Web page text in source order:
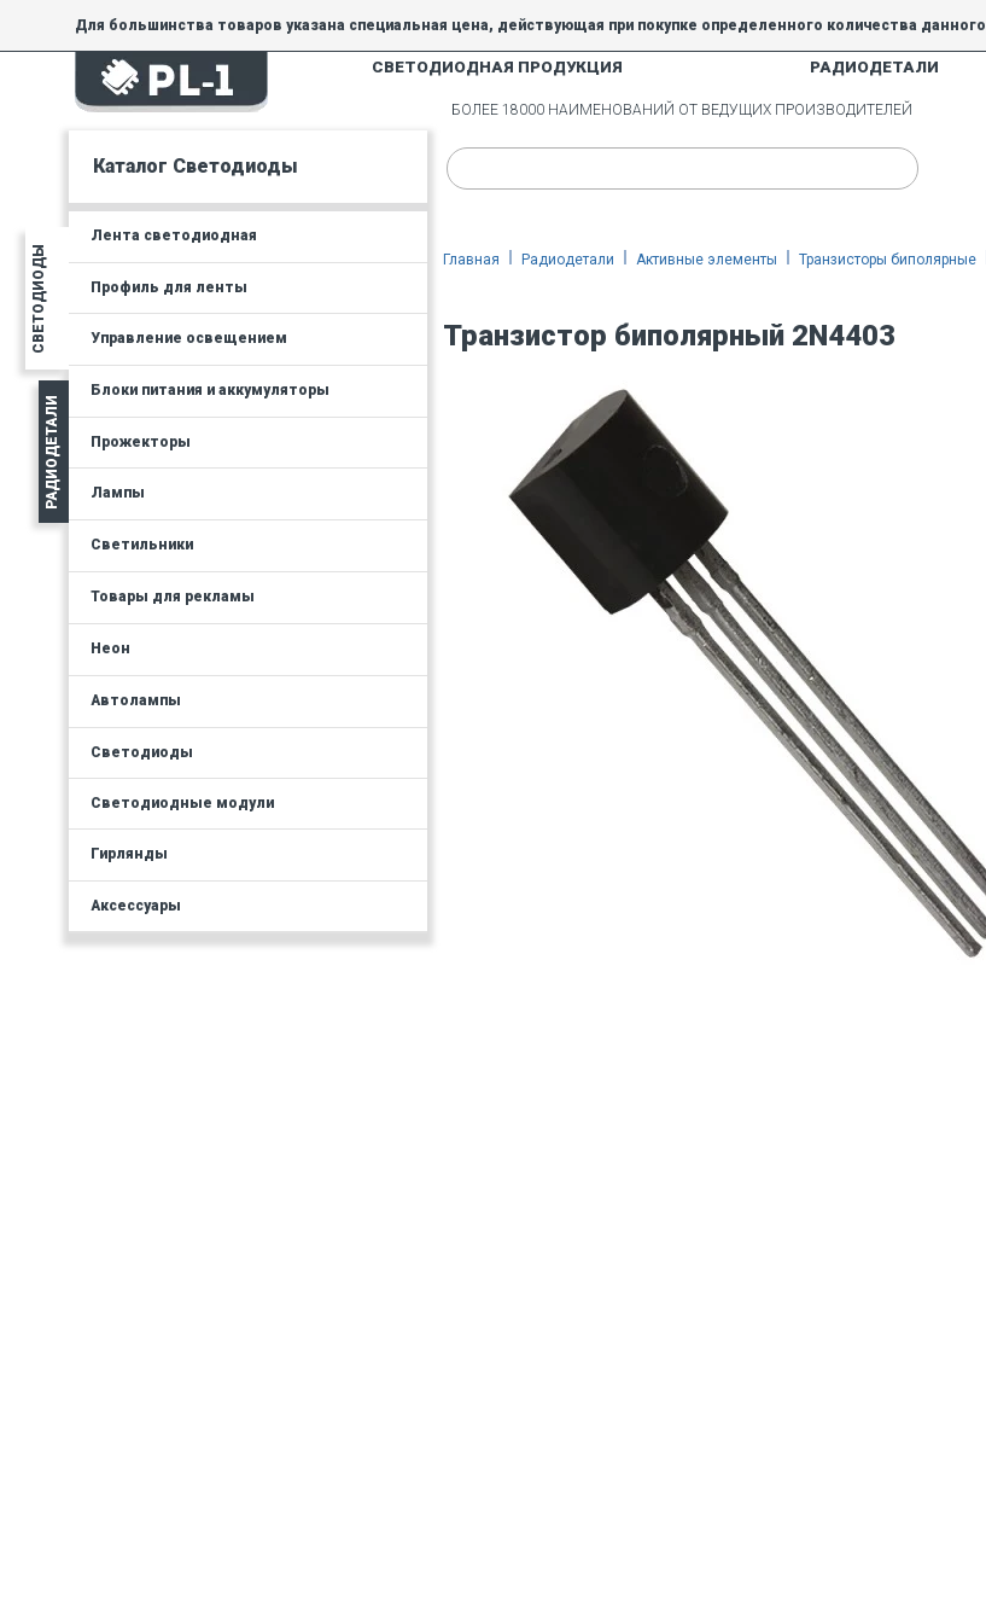
Для большинства товаров указана специальная цена, действующая при покупке определенного количества данного
товара.
На товары, купленные по специальной цене, общие скидки 5% и 10% не действуют.
СВЕТОДИОДНАЯ ПРОДУКЦИЯ РАДИОДЕТАЛИ
СВЕТОДИОДЫ
РАДИОДЕТАЛИ
Каталог Светодиоды
Лента светодиодная
Профиль для ленты
Управление освещением
Блоки питания и аккумуляторы
Прожекторы
Лампы
Светильники
Товары для рекламы
Неон
Автолампы
Светодиоды
Светодиодные модули
Гирлянды
Аксессуары
БОЛЕЕ 18000 НАИМЕНОВАНИЙ ОТ ВЕДУЩИХ ПРОИЗВОДИТЕЛЕЙ
Главная Радиодетали Активные элементы Транзисторы биполярные
Транзистор биполярный 2N4403